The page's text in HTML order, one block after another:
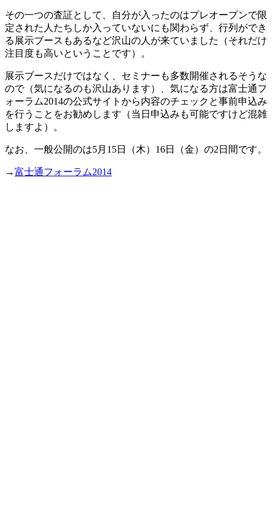
その一つの査証として、自分が入ったのはプレオープンで限
定された人たちしか入っていないにも関わらず、行列ができ
る展示ブースもあるなど沢山の人が来ていました（それだけ
注目度も高いということです）。
展示ブースだけではなく、セミナーも多数開催されるそうな
ので（気になるのも沢山あります）、気になる方は富士通フ
ォーラム2014の公式サイトから内容のチェックと事前申込み
を行うことをお勧めします（当日申込みも可能ですけど混雑
しますよ）。
なお、一般公開のは5月15日（木）16日（金）の2日間です。
→富士通フォーラム2014